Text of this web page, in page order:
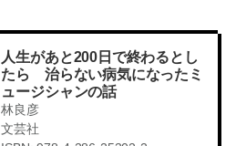
人生があと200日で終わるとし
たら 治らない病気になったミ
ュージシャンの話
林良彦
文芸社